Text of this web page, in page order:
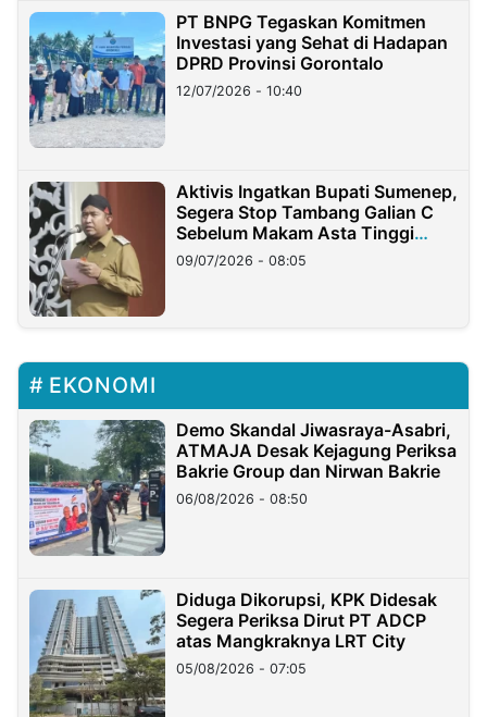
PT BNPG Tegaskan Komitmen
Investasi yang Sehat di Hadapan
DPRD Provinsi Gorontalo
12/07/2026 - 10:40
Aktivis Ingatkan Bupati Sumenep,
Segera Stop Tambang Galian C
Sebelum Makam Asta Tinggi
Longsor
09/07/2026 - 08:05
EKONOMI
Demo Skandal Jiwasraya-Asabri,
ATMAJA Desak Kejagung Periksa
Bakrie Group dan Nirwan Bakrie
06/08/2026 - 08:50
Diduga Dikorupsi, KPK Didesak
Segera Periksa Dirut PT ADCP
atas Mangkraknya LRT City
05/08/2026 - 07:05